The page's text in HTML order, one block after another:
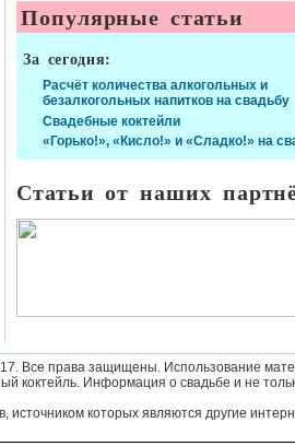
Популярные статьи
За сегодня:
Расчёт количества алкогольных и
безалкогольных напитков на свадьбу
Свадебные коктейли
«Горько!», «Кисло!» и «Сладко!» на
Статьи от наших
Все права защищены. Использование
коктейль. Информация о свадьбе и не
источником которых являются другие